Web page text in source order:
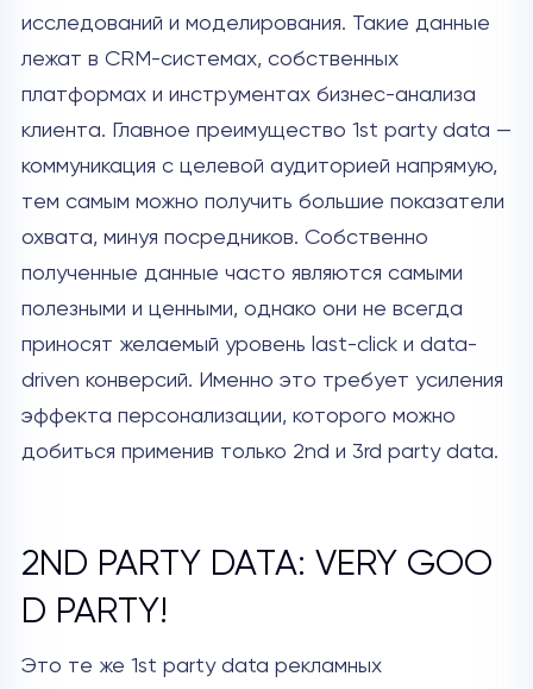
исследований и моделирования. Такие данные
лежат в CRM-системах, собственных
платформах и инструментах бизнес-анализа
клиента. Главное преимущество 1st party data —
коммуникация с целевой аудиторией напрямую,
тем самым можно получить большие показатели
охвата, минуя посредников. Собственно
полученные данные часто являются самыми
полезными и ценными, однако они не всегда
приносят желаемый уровень last-click и data-
driven конверсий. Именно это требует усиления
эффекта персонализации, которого можно
добиться применив только 2nd и 3rd party data.
2ND PARTY DATA: VERY GOO
D PARTY!
Это те же 1st party data рекламных